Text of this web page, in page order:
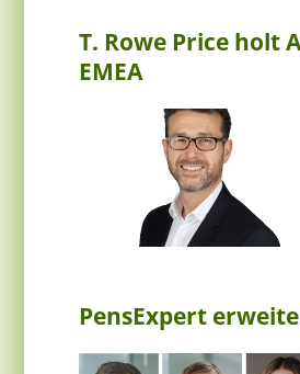
T. Rowe Price holt
EMEA
PensExpert